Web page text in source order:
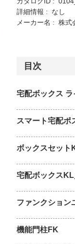
詳細情報 : なし
メーカー名 : 株式
目次
宅配ボックス
スマート宅配ポ
ボックスセット
宅配ボックス
ファンクション
機能門柱FK